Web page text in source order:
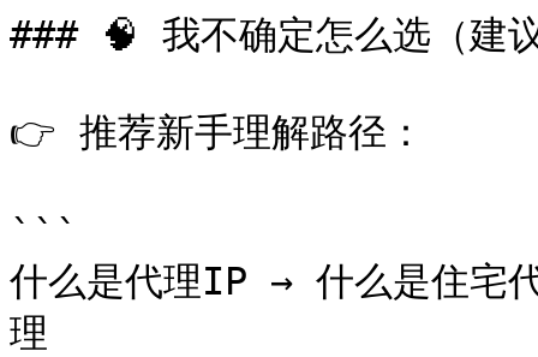
### 🧠 我不确定怎么选（建
👉 推荐新手理解路径：
```
什么是代理IP → 什么是住宅
理